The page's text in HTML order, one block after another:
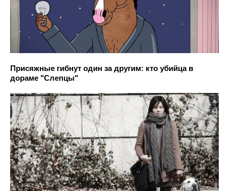
Присяжные гибнут один за другим: кто убийца в
дораме "Слепцы"